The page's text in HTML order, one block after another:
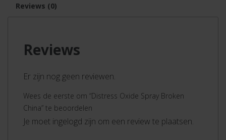
Reviews (0)
Reviews
Er zijn nog geen reviewen.
Wees de eerste om “Distress Oxide Spray Broken
China” te beoordelen
Je moet ingelogd zijn om een review te plaatsen.